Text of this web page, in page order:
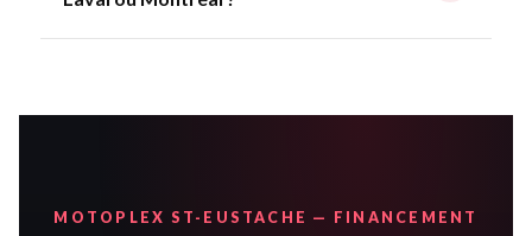
MOTOPLEX ST-EUSTACHE — FINANCEMENT